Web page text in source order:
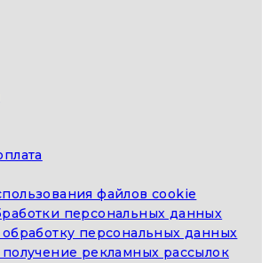
файлов cookie
персональных данных
обработку персональных данных
получение рекламных рассылок